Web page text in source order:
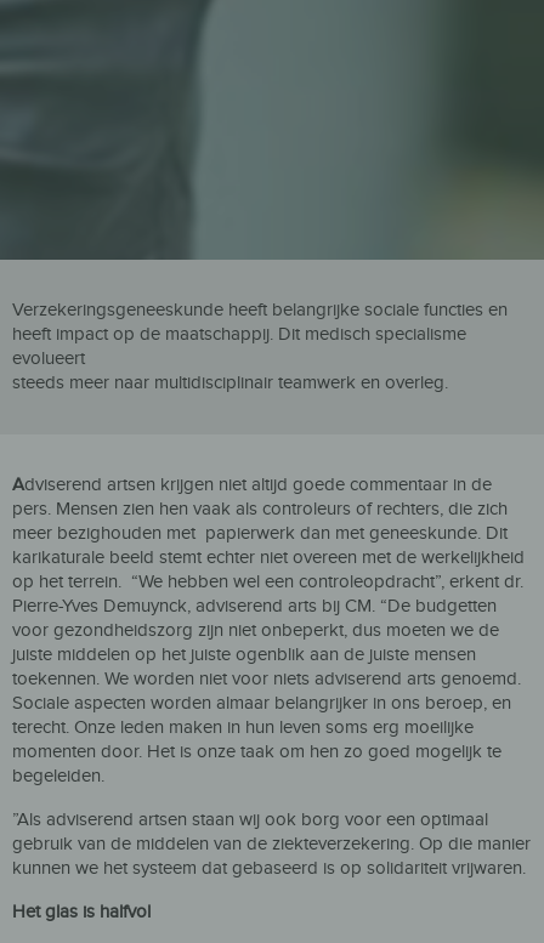
Verzekeringsgeneeskunde heeft belangrijke sociale functies en
heeft impact op de maatschappij. Dit medisch specialisme
evolueert
steeds meer naar multidisciplinair teamwerk en overleg.
Adviserend artsen krijgen niet altijd goede commentaar in de
pers. Mensen zien hen vaak als controleurs of rechters, die zich
meer bezighouden met papierwerk dan met geneeskunde. Dit
karikaturale beeld stemt echter niet overeen met de werkelijkheid
op het terrein. “We hebben wel een controleopdracht”, erkent dr.
Pierre-Yves Demuynck, adviserend arts bij CM. “De budgetten
voor gezondheidszorg zijn niet onbeperkt, dus moeten we de
juiste middelen op het juiste ogenblik aan de juiste mensen
toekennen. We worden niet voor niets adviserend arts genoemd.
Sociale aspecten worden almaar belangrijker in ons beroep, en
terecht. Onze leden maken in hun leven soms erg moeilijke
momenten door. Het is onze taak om hen zo goed mogelijk te
begeleiden.
”Als adviserend artsen staan wij ook borg voor een optimaal
gebruik van de middelen van de ziekteverzekering. Op die manier
kunnen we het systeem dat gebaseerd is op solidariteit vrijwaren.
Het glas is halfvol